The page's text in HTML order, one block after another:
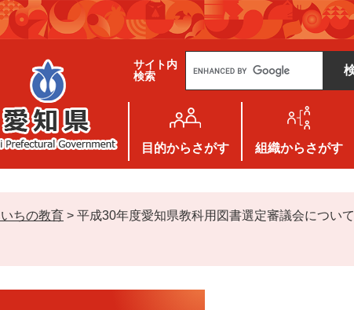
サイト内
検索
g
e
カ
タ
ム
検
目的からさがす 組織からさがす
ちの教育 > 平成30年度愛知県教科用図書選定審議会について